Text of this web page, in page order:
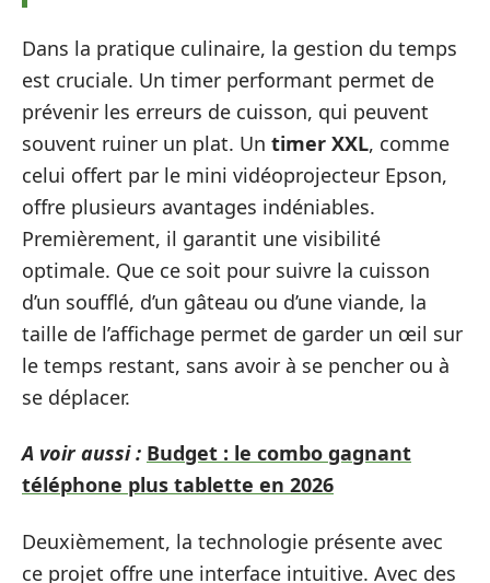
Dans la pratique culinaire, la gestion du temps
est cruciale. Un timer performant permet de
prévenir les erreurs de cuisson, qui peuvent
souvent ruiner un plat. Un timer XXL, comme
celui offert par le mini vidéoprojecteur Epson,
offre plusieurs avantages indéniables.
Premièrement, il garantit une visibilité
optimale. Que ce soit pour suivre la cuisson
d’un soufflé, d’un gâteau ou d’une viande, la
taille de l’affichage permet de garder un œil sur
le temps restant, sans avoir à se pencher ou à
se déplacer.
A voir aussi : Budget : le combo gagnant
téléphone plus tablette en 2026
Deuxièmement, la technologie présente avec
ce projet offre une interface intuitive. Avec des